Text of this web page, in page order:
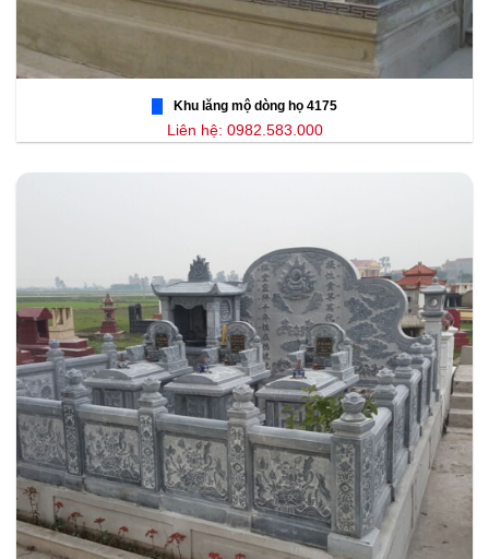
Khu lăng mộ dòng họ 4175
Liên hệ: 0982.583.000